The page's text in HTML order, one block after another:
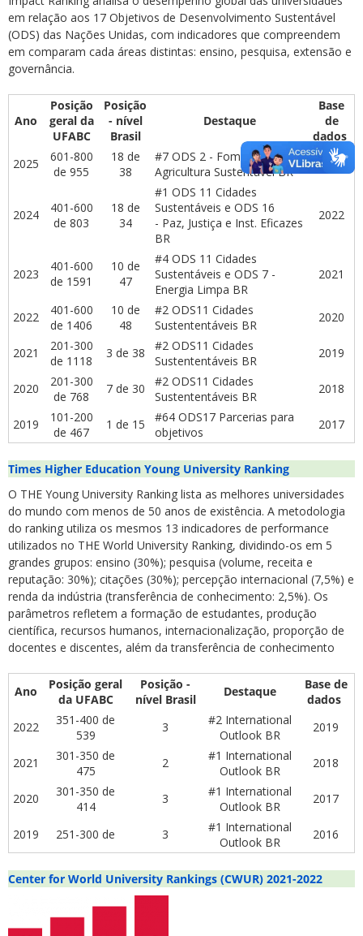
em relação aos 17 Objetivos de Desenvolvimento Sustentável
(ODS) das Nações Unidas, com indicadores que compreendem
em comparam cada áreas distintas: ensino, pesquisa, extensão e
governância.
Ano
Posição
geral da
UFABC
Posição
- nível
Brasil
Destaque
Base
de
dados
2025
601-800
de 955
18 de
38
#7 ODS 2 - Fome Zero e
Agricultura Sustentável BR
2023
2024
401-600
de 803
18 de
34
#1 ODS 11 Cidades
Sustentáveis e ODS 16
- Paz, Justiça e Inst. Eficazes
BR
2022
2023
401-600
de 1591
10 de
47
#4 ODS 11 Cidades
Sustentáveis e ODS 7 -
Energia Limpa BR
2021
2022
401-600
de 1406
10 de
48
#2 ODS11 Cidades
Sustententáveis BR
2020
2021
201-300
de 1118
3 de 38
#2 ODS11 Cidades
Sustententáveis BR
2019
2020
201-300
de 768
7 de 30
#2 ODS11 Cidades
Sustententáveis BR
2018
2019
101-200
de 467
1 de 15
#64 ODS17 Parcerias para
objetivos
2017
Times Higher Education Young University Ranking
O THE Young University Ranking lista as melhores universidades
do mundo com menos de 50 anos de existência. A metodologia
do ranking utiliza os mesmos 13 indicadores de performance
utilizados no THE World University Ranking, dividindo-os em 5
grandes grupos: ensino (30%); pesquisa (volume, receita e
reputação: 30%); citações (30%); percepção internacional (7,5%) e
renda da indústria (transferência de conhecimento: 2,5%). Os
parâmetros refletem a formação de estudantes, produção
científica, recursos humanos, internacionalização, proporção de
docentes e discentes, além da transferência de conhecimento
Ano
Posição geral
da UFABC
Posição -
nível Brasil
Destaque
Base de
dados
2022
351-400 de
539
3
#2 International
Outlook BR
2019
2021
301-350 de
475
2
#1 International
Outlook BR
2018
2020
301-350 de
414
3
#1 International
Outlook BR
2017
2019 251-300 de 3
#1 International
Outlook BR
2016
Center for World University Rankings (CWUR) 2021-2022